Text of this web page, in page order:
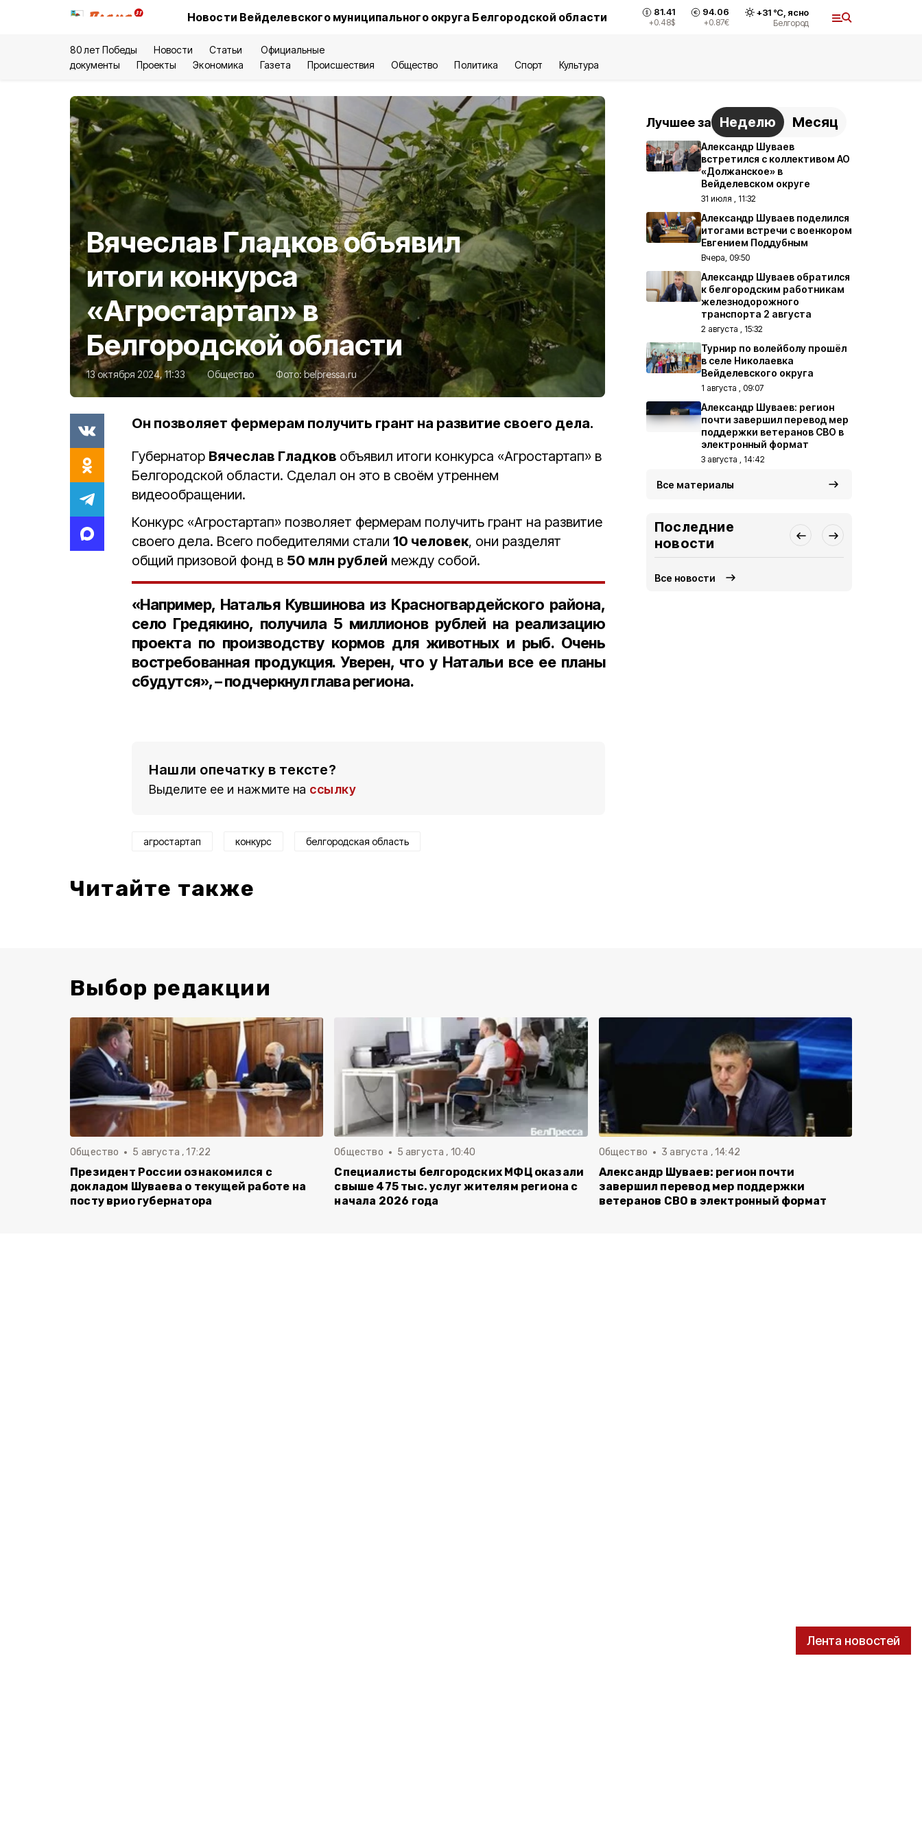
Новости Вейделевского муниципального округа Белгородской области 81.41
+0.48$
94.06
+0.87€
+31°С, ясно
Белгород
80 лет Победы Новости Статьи
Официальные
документы
Проекты Экономика Газета Происшествия Общество Политика Спорт Культура
Лента новостей
Вячеслав Гладков объявил
итоги конкурса
«Агростартап» в
Белгородской области
13 октября 2024, 11:33 Общество Фото: belpressa.ru
Он позволяет фермерам получить грант на развитие своего дела.
Губернатор Вячеслав Гладков объявил итоги конкурса «Агростартап» в
Белгородской области. Сделал он это в своём утреннем
видеообращении.
Конкурс «Агростартап» позволяет фермерам получить грант на развитие
своего дела. Всего победителями стали 10 человек, они разделят
общий призовой фонд в 50 млн рублей между собой.
«Например, Наталья Кувшинова из Красногвардейского района,
село Гредякино, получила 5 миллионов рублей на реализацию
проекта по производству кормов для животных и рыб. Очень
востребованная продукция. Уверен, что у Натальи все ее планы
сбудутся», – подчеркнул глава региона.
Нашли опечатку в тексте?
Выделите ее и нажмите на ссылку
агростартап конкурс белгородская область
Читайте также
Лучшее за Неделю Месяц
Александр Шуваев
встретился с коллективом АО
«Должанское» в
Вейделевском округе
31 июля , 11:32
Александр Шуваев поделился
итогами встречи с военкором
Евгением Поддубным
Вчера, 09:50
Александр Шуваев обратился
к белгородским работникам
железнодорожного
транспорта 2 августа
2 августа , 15:32
Турнир по волейболу прошёл
в селе Николаевка
Вейделевского округа
1 августа , 09:07
Александр Шуваев: регион
почти завершил перевод мер
поддержки ветеранов СВО в
электронный формат
3 августа , 14:42
Все материалы
Последние
новости
Все новости
Выбор редакции
Общество 5 августа , 17:22
Президент России ознакомился с
докладом Шуваева о текущей работе на
посту врио губернатора
Общество 5 августа , 10:40
Специалисты белгородских МФЦ оказали
свыше 475 тыс. услуг жителям региона с
начала 2026 года
Общество 3 августа , 14:42
Александр Шуваев: регион почти
завершил перевод мер поддержки
ветеранов СВО в электронный формат